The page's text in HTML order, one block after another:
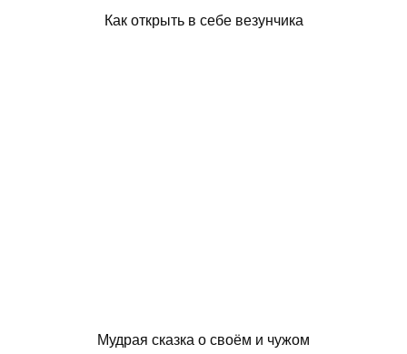
Как открыть в себе везунчика
Мудрая сказка о своём и чужом